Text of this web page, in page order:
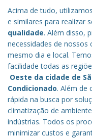
Acima de tudo,
e similares para realizar
qualidade. Além disso,
necessidades de
mesmo dia e local.
facilidade todas as
Oeste da cidade de
Condicionado. Além de
rápida na busca por
climatização de
indústrias. Todos os
minimizar custos e